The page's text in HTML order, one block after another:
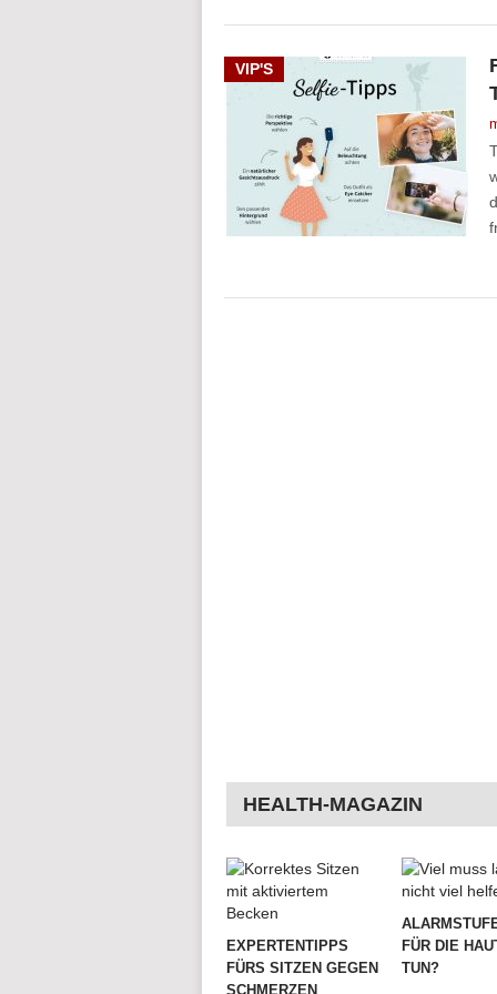
VIP'S
HEALTH-MAGAZIN
EXPERTENTIPPS
FÜRS SITZEN GEGEN
SCHMERZEN
FÜR DIE
TUN?